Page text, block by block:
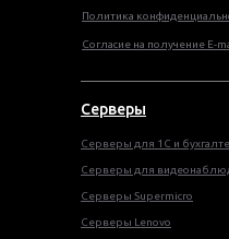
Политика
Согласие на получение E-
Серверы
Серверы для 1С и
Серверы для
Серверы Supermicro
Серверы Lenovo